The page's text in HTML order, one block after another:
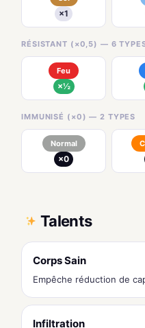
×1
RÉSISTANT (×0,5) — 6
Feu
×½
IMMUNISÉ (×0) — 2 TYPES
Normal
×0
Talents
Corps Sain
Empêche réduction de
Infiltration